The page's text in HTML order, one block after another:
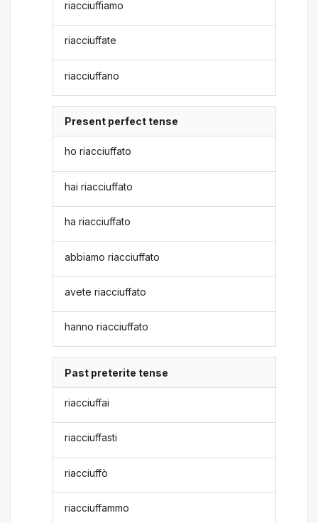
riacciuffiamo
riacciuffate
riacciuffano
Present perfect tense
ho riacciuffato
hai riacciuffato
ha riacciuffato
abbiamo riacciuffato
avete riacciuffato
hanno riacciuffato
Past preterite tense
riacciuffai
riacciuffasti
riacciuffò
riacciuffammo